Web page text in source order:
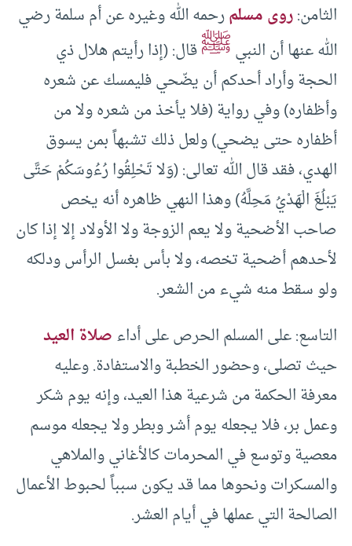
الثامن:روى مسلمرحمه الله وغيره عن أم سلمة رضي
الله عنها أن النبيﷺقال: (إذا رأيتم هلال ذي
الحجة وأراد أحدكم أن يضّحي فليمسك عن شعره
وأظفاره) وفي رواية (فلا يأخذ من شعره ولا من
أظفاره حتى يضحي) ولعل ذلك تشبهاً بمن يسوق
الهدي، فقد قال الله تعالى: (وَلا تَحْلِقُوا رُءُوسَكُمْ حَتَّى
يَبْلُغَ الْهَدْيُ مَحِلَّهُ) وهذا النهي ظاهره أنه يخص
صاحب الأضحية ولا يعم الزوجة ولا الأولاد إلا إذا كان
لأحدهم أضحية تخصه، ولا بأس بغسل الرأس ودلكه
ولو سقط منه شيء من الشعر.
التاسع: على المسلم الحرص على أداءصلاة العيد
حيث تصلى، وحضور الخطبة والاستفادة. وعليه
معرفة الحكمة من شرعية هذا العيد، وإنه يوم شكر
وعمل بر، فلا يجعله يوم أشر وبطر ولا يجعله موسم
معصية وتوسع في المحرمات كالأغاني والملاهي
والمسكرات ونحوها مما قد يكون سبباً لحبوط الأعمال
الصالحة التي عملها في أيام العشر.